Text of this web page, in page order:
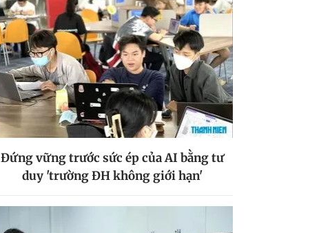
Đứng vững trước sức ép của AI bằng tư
duy 'trường ĐH không giới hạn'